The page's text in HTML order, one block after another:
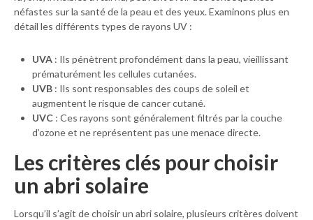
néfastes sur la santé de la peau et des yeux. Examinons plus en
détail les différents types de rayons UV :
UVA : Ils pénètrent profondément dans la peau, vieillissant
prématurément les cellules cutanées.
UVB : Ils sont responsables des coups de soleil et
augmentent le risque de cancer cutané.
UVC : Ces rayons sont généralement filtrés par la couche
d’ozone et ne représentent pas une menace directe.
Les critères clés pour choisir
un abri solaire
Lorsqu’il s’agit de choisir un abri solaire, plusieurs critères doivent